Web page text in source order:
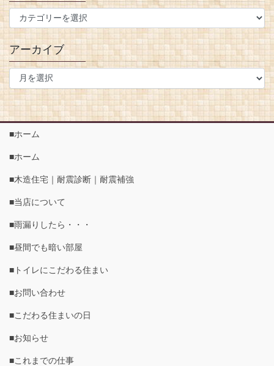
アーカイブ
■ホーム
■ホーム
■木造住宅｜耐震診断｜耐震補強
■当店について
■雨漏りしたら・・・
■昼間でも暗い部屋
■トイレにこだわる住まい
■お問い合わせ
■こだわる住まいの日
■お知らせ
■これまでの仕事